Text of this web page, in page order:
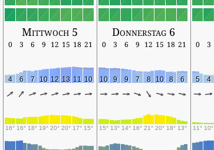
Mittwoch 5 Donnerstag 6
0 3 6 9 12 15 18 21 0 3 6 9 12 15 18 21 0 3
4 6 7 10 12 13 11 10 10 9 9 7 8 10 8 6 5 4
16° 16° 18° 19° 20° 20° 17° 15° 15° 13° 14° 16° 21° 20° 18° 13° 11° 10°